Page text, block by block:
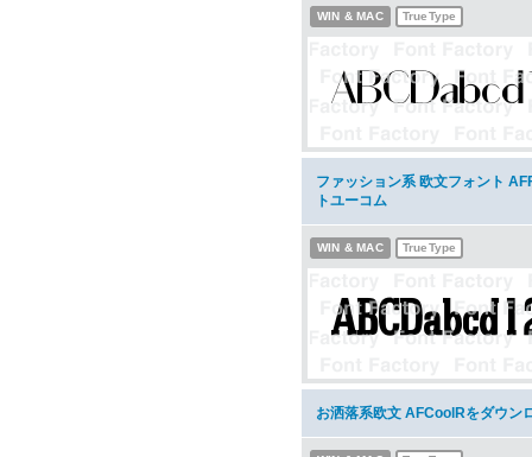
WIN & MAC TrueType
ファッション系 欧文フォント
トユーコム
WIN & MAC TrueType
お洒落系欧文 AFCoolRをダウン